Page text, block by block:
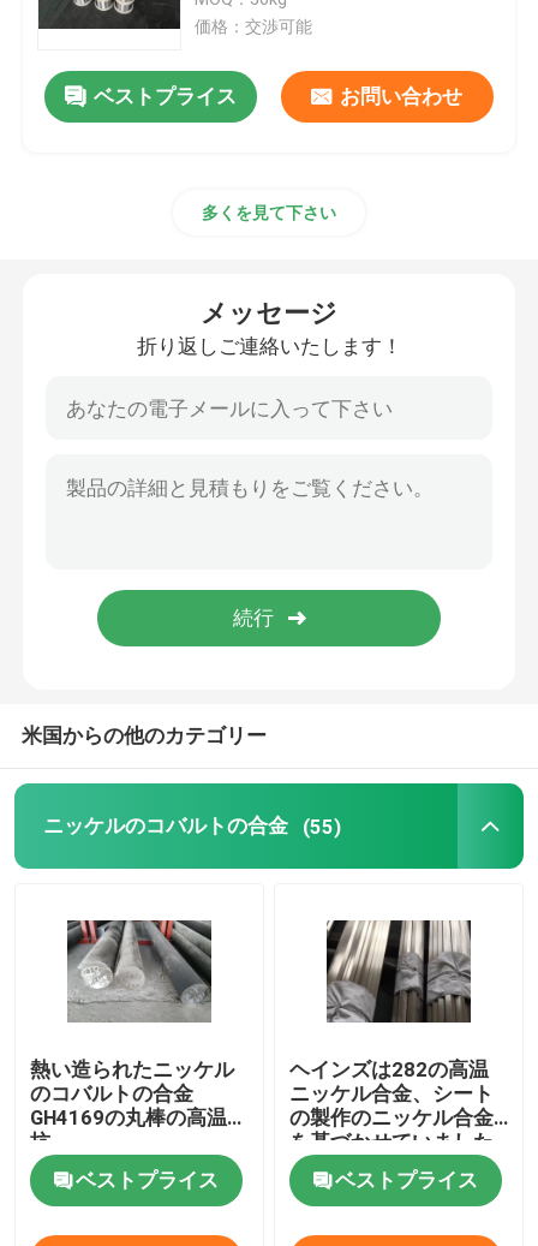
柔らかい磁気合金
Incoloyの合金
ニモニックの合金
ニトロニックの合金
永久マグネット合金
価格：交渉可能
ベストプライス お問い合わせ
多くを見て下さい
メッセージ
折り返しご連絡いたします！
米国からの他のカテゴリー
ニッケルのコバルトの合金 (55)
熱い造られたニッケル
のコバルトの合金
GH4169の丸棒の高温抵
抗
ベストプライス
ヘインズは282の高温
ニッケル合金、シート
の製作のニッケル合金
を基づかせていました
ベストプライス